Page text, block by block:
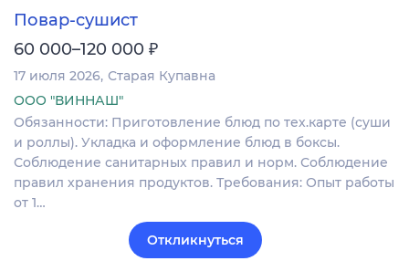
Повар-сушист
60 000–120 000 ₽
17 июля 2026 Старая Купавна
ООО "ВИННАШ"
Обязанности: Приготовление блюд по тех.карте (суши
и роллы). Укладка и оформление блюд в боксы.
Соблюдение санитарных правил и норм. Соблюдение
правил хранения продуктов. Требования: Опыт работы
от 1…
Откликнуться